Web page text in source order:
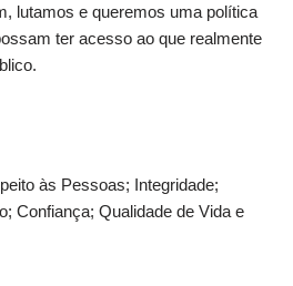
lutamos e queremos uma política
ter acesso ao que realmente
às Pessoas; Integridade;
Confiança; Qualidade de Vida e